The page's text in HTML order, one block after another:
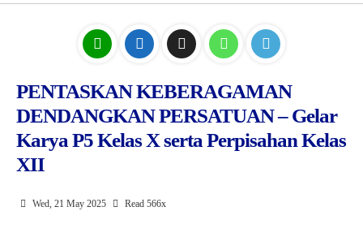
Galeri
Hubungi kami
PENTASKAN KEBERAGAMAN
DENDANGKAN PERSATUAN – Gelar
Karya P5 Kelas X serta Perpisahan Kelas
XII
Wed, 21 May 2025 Read 566x